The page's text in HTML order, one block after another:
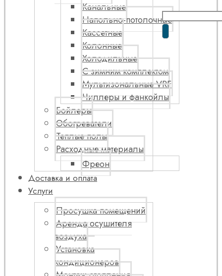
Канальные
Напольно-потолочные
Кассетные
Колонные
Холодильные
С зимним комплектом
Мультизональные VRF
Чиллеры и фанкойлы
Бойлеры
Обогреватели
Теплые полы
Расходные материалы
Фреон
Доставка и оплата
Услуги
Просушка помещений
Аренда осушителя
воздуха
Установка
кондиционеров